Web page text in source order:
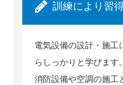
訓練により習
電気設備の設計・施工
らしっかりと学びます
消防設備や空調の施工